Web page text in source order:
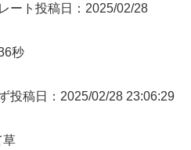
ート 投稿日：2025/02/28
秒
投稿日：2025/02/28 23:06:29
草